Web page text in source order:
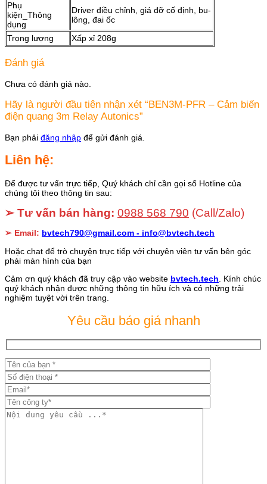
Phụ
kiện_Thông
dụng
Driver điều chỉnh, giá đỡ cố định, bu-
lông, đai ốc
Trọng lượng
Xấp xỉ 208g
Đánh giá
Chưa có đánh giá nào.
Hãy là người đầu tiên nhận xét “BEN3M-PFR – Cảm biến
điện quang 3m Relay Autonics”
Bạn phải đăng nhập để gửi đánh giá.
Liên hệ:
Để được tư vấn trực tiếp, Quý khách chỉ cần gọi số Hotline của
chúng tôi theo thông tin sau:
➢ Tư vấn bán hàng: 0988 568 790 (Call/Zalo)
➢ Email: bvtech790@gmail.com - info@bvtech.tech
Hoặc chat để trò chuyện trực tiếp với chuyên viên tư vấn bên góc
phải màn hình của bạn
Cảm ơn quý khách đã truy cập vào website bvtech.tech . Kính chúc
quý khách nhận được những thông tin hữu ích và có những trải
nghiệm tuyệt vời trên trang.
Yêu cầu báo giá nhanh